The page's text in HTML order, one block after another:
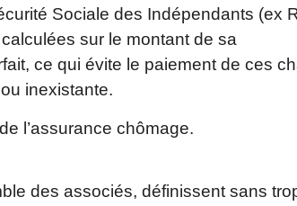
Sociale des Indépendants (ex
sur le montant de sa
ce qui évite le paiement de ces
inexistante.
l’assurance chômage.
des associés, définissent sans